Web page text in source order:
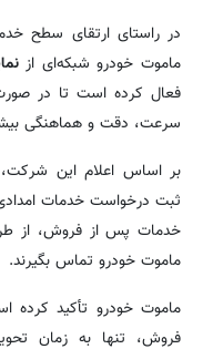
در راستای ارتقای سطح
ماموت خودرو شبکه‌ای از
فعال کرده است تا در
سرعت، دقت و هماهنگی
بر اساس اعلام این
ثبت درخواست خدمات
خدمات پس از فروش، از
ماموت خودرو تماس بگیرند.
ماموت خودرو تأکید
فروش، تنها به زمان